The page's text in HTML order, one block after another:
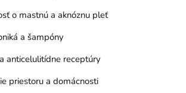
o mastnú a aknóznu pleť
a šampóny
anticelulitídne receptúry
priestoru a domácnosti